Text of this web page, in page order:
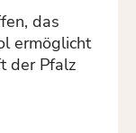
das
ermöglicht
der Pfalz